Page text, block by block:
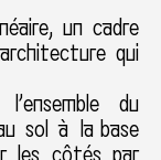
un cadre
qui
du
sol à la base